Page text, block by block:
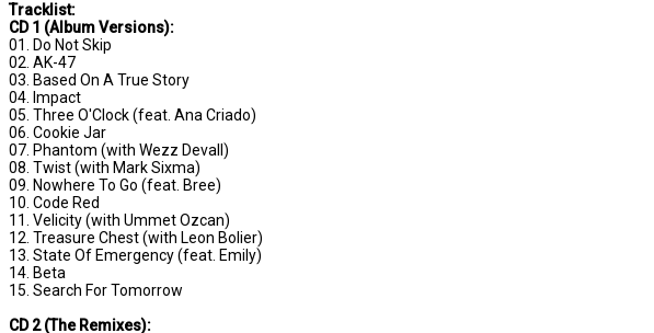
Tracklist:
CD 1 (Album Versions):
01. Do Not Skip
02. AK-47
03. Based On A True Story
04. Impact
05. Three O'Clock (feat. Ana Criado)
06. Cookie Jar
07. Phantom (with Wezz Devall)
08. Twist (with Mark Sixma)
09. Nowhere To Go (feat. Bree)
10. Code Red
11. Velicity (with Ummet Ozcan)
12. Treasure Chest (with Leon Bolier)
13. State Of Emergency (feat. Emily)
14. Beta
15. Search For Tomorrow
CD 2 (The Remixes):